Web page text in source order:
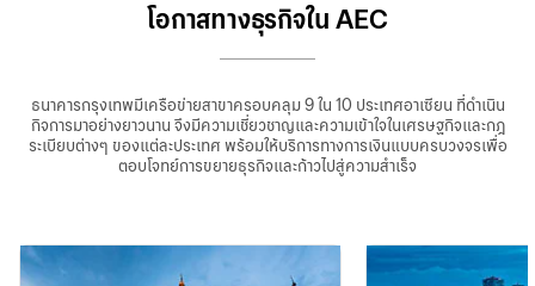
โอกาสทางธุรกิจใน AEC
ธนาคารกรุงเทพมีเครือข่ายสาขาครอบคลุม 9 ใน 10 ประเทศอาเซียน ที่ดำเนิน
กิจการมาอย่างยาวนาน จึงมีความเชี่ยวชาญและความเข้าใจในเศรษฐกิจและกฎ
ระเบียบต่างๆ ของแต่ละประเทศ พร้อมให้บริการทางการเงินแบบครบวงจรเพื่อ
ตอบโจทย์การขยายธุรกิจและก้าวไปสู่ความสำเร็จ